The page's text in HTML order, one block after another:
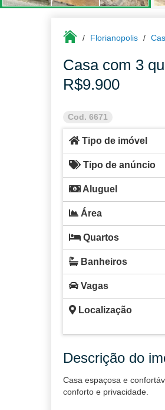
Florianopolis
Casa com 3
R$9.900
Cod. 6671
Tipo de imóvel
Tipo de anúncio
Aluguel
Área
Quartos
Banheiros
Vagas
Localização
Descrição do
Casa espaçosa e
conforto e privacidade.